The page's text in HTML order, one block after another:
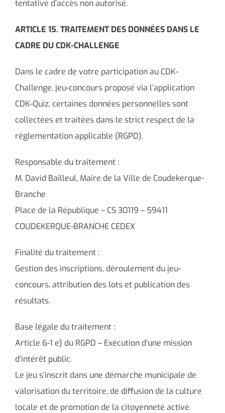
tentative d’accès non autorisé.
ARTICLE 15. TRAITEMENT DES DONNÉES DANS LE
CADRE DU CDK-CHALLENGE
Dans le cadre de votre participation au CDK-
Challenge, jeu-concours proposé via l’application
CDK-Quiz, certaines données personnelles sont
collectées et traitées dans le strict respect de la
réglementation applicable (RGPD).
Responsable du traitement :
M. David Bailleul, Maire de la Ville de Coudekerque-
Branche
Place de la République – CS 30119 – 59411
COUDEKERQUE-BRANCHE CEDEX
Finalité du traitement :
Gestion des inscriptions, déroulement du jeu-
concours, attribution des lots et publication des
résultats.
Base légale du traitement :
Article 6-1 e) du RGPD – Exécution d’une mission
d’intérêt public.
Le jeu s’inscrit dans une démarche municipale de
valorisation du territoire, de diffusion de la culture
locale et de promotion de la citoyenneté active.